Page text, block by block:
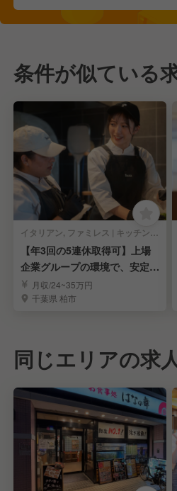
条件が似ている
イタリアン, ファミレス | キッチンスタッフ
【年3回の5連休取得可】上場
企業グループの環境で、安定し
たキャリアアップ！
月収/24~35万円
千葉県 柏市
同じエリアの求